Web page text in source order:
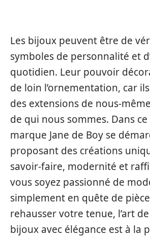
Les bijoux peuvent être de
symboles de personnalité et
quotidien. Leur pouvoir
de loin l’ornementation, car
des extensions de nous-
de qui nous sommes. Dans
marque Jane de Boy se
proposant des créations
savoir-faire, modernité et
vous soyez passionné de
simplement en quête de
rehausser votre tenue, l’art
bijoux avec élégance est à la